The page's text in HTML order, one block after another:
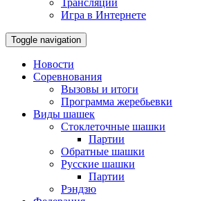
Трансляции
Игра в Интернете
Toggle navigation
Новости
Соревнования
Вызовы и итоги
Программа жеребьевки
Виды шашек
Стоклеточные шашки
Партии
Обратные шашки
Русские шашки
Партии
Рэндзю